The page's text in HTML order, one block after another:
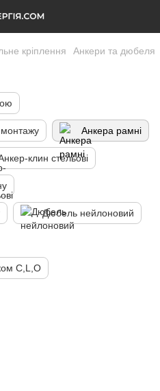
кріплення Анкери та дюбеля
Анкера рамні
клин стельові
Дюбель нейлоновий
C,L,O